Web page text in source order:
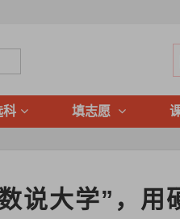
科 填志愿
说大学”，用